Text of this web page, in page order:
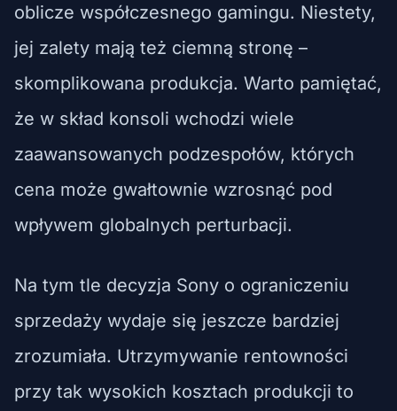
oblicze współczesnego gamingu. Niestety,
jej zalety mają też ciemną stronę –
skomplikowana produkcja. Warto pamiętać,
że w skład konsoli wchodzi wiele
zaawansowanych podzespołów, których
cena może gwałtownie wzrosnąć pod
wpływem globalnych perturbacji.
Na tym tle decyzja Sony o ograniczeniu
sprzedaży wydaje się jeszcze bardziej
zrozumiała. Utrzymywanie rentowności
przy tak wysokich kosztach produkcji to